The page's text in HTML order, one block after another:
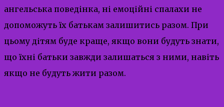
ангельська поведінка, ні емоційні спалахи не
допоможуть їх батькам залишитись разом. При
цьому дітям буде краще, якщо вони будуть знати,
що їхні батьки завжди залишаться з ними, навіть
якщо не будуть жити разом.